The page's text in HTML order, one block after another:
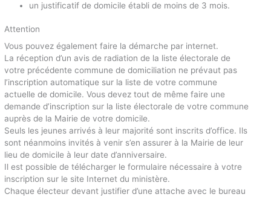
un justificatif de domicile établi de moins de 3 mois.
Attention
Vous pouvez également faire la démarche par internet.
La réception d’un avis de radiation de la liste électorale de
votre précédente commune de domiciliation ne prévaut pas
l’inscription automatique sur la liste de votre commune
actuelle de domicile. Vous devez tout de même faire une
demande d’inscription sur la liste électorale de votre commune
auprès de la Mairie de votre domicile.
Seuls les jeunes arrivés à leur majorité sont inscrits d’office. Ils
sont néanmoins invités à venir s’en assurer à la Mairie de leur
lieu de domicile à leur date d’anniversaire.
Il est possible de télécharger le formulaire nécessaire à votre
inscription sur le site Internet du ministère.
Chaque électeur devant justifier d’une attache avec le bureau